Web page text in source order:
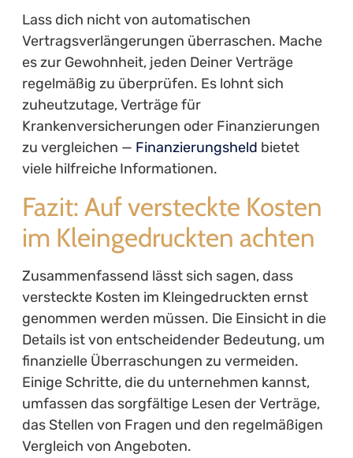
Lass dich nicht von automatischen
Vertragsverlängerungen überraschen. Mache
es zur Gewohnheit, jeden Deiner Verträge
regelmäßig zu überprüfen. Es lohnt sich
zuheutzutage, Verträge für
Krankenversicherungen oder Finanzierungen
zu vergleichen — Finanzierungsheld bietet
viele hilfreiche Informationen.
Fazit: Auf versteckte Kosten
im Kleingedruckten achten
Zusammenfassend lässt sich sagen, dass
versteckte Kosten im Kleingedruckten ernst
genommen werden müssen. Die Einsicht in die
Details ist von entscheidender Bedeutung, um
finanzielle Überraschungen zu vermeiden.
Einige Schritte, die du unternehmen kannst,
umfassen das sorgfältige Lesen der Verträge,
das Stellen von Fragen und den regelmäßigen
Vergleich von Angeboten.